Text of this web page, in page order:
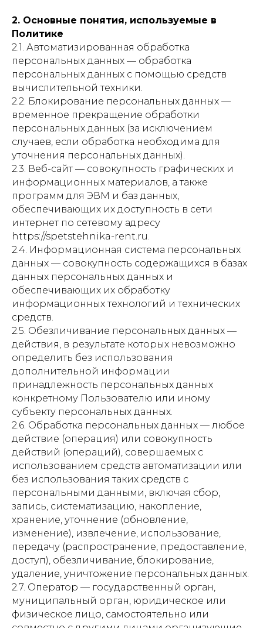
2. Основные понятия, используемые в
Политике
2.1. Автоматизированная обработка
персональных данных — обработка
персональных данных с помощью средств
вычислительной техники.
2.2. Блокирование персональных данных —
временное прекращение обработки
персональных данных (за исключением
случаев, если обработка необходима для
уточнения персональных данных).
2.3. Веб-сайт — совокупность графических и
информационных материалов, а также
программ для ЭВМ и баз данных,
обеспечивающих их доступность в сети
интернет по сетевому адресу
https://spetstehnika-rent.ru.
2.4. Информационная система персональных
данных — совокупность содержащихся в базах
данных персональных данных и
обеспечивающих их обработку
информационных технологий и технических
средств.
2.5. Обезличивание персональных данных —
действия, в результате которых невозможно
определить без использования
дополнительной информации
принадлежность персональных данных
конкретному Пользователю или иному
субъекту персональных данных.
2.6. Обработка персональных данных — любое
действие (операция) или совокупность
действий (операций), совершаемых с
использованием средств автоматизации или
без использования таких средств с
персональными данными, включая сбор,
запись, систематизацию, накопление,
хранение, уточнение (обновление,
изменение), извлечение, использование,
передачу (распространение, предоставление,
доступ), обезличивание, блокирование,
удаление, уничтожение персональных данных.
2.7. Оператор — государственный орган,
муниципальный орган, юридическое или
физическое лицо, самостоятельно или